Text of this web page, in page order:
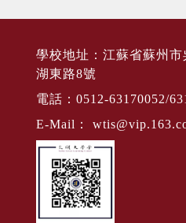
學校地址：江蘇省蘇州
湖東路8號
電話：0512-63170052/
E-Mail：